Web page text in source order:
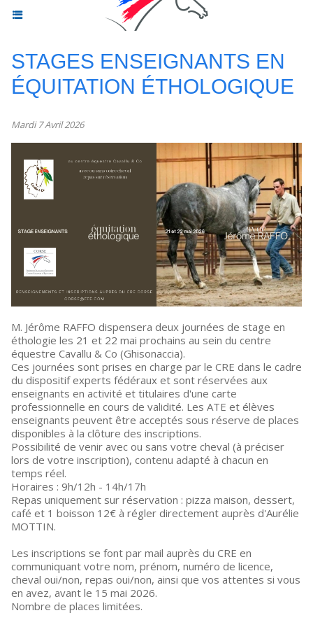
STAGES ENSEIGNANTS EN
ÉQUITATION ÉTHOLOGIQUE
Mardi 7 Avril 2026
M. Jérôme RAFFO dispensera deux journées de stage en
éthologie les 21 et 22 mai prochains au sein du centre
équestre Cavallu & Co (Ghisonaccia).
Ces journées sont prises en charge par le CRE dans le cadre
du dispositif experts fédéraux et sont réservées aux
enseignants en activité et titulaires d'une carte
professionnelle en cours de validité. Les ATE et élèves
enseignants peuvent être acceptés sous réserve de places
disponibles à la clôture des inscriptions.
Possibilité de venir avec ou sans votre cheval (à préciser
lors de votre inscription), contenu adapté à chacun en
temps réel.
Horaires : 9h/12h - 14h/17h
Repas uniquement sur réservation : pizza maison, dessert,
café et 1 boisson 12€ à régler directement auprès d'Aurélie
MOTTIN.
Les inscriptions se font par mail auprès du CRE en
communiquant votre nom, prénom, numéro de licence,
cheval oui/non, repas oui/non, ainsi que vos attentes si vous
en avez, avant le 15 mai 2026.
Nombre de places limitées.